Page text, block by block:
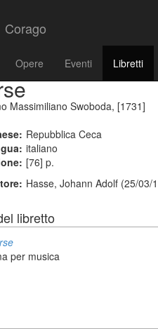
Corago
Opere Eventi Libretti
Massimiliano Swoboda, [1731]
Repubblica Ceca
italiano
[76] p.
Hasse, Johann Adolf (25/03/
libretto
per musica